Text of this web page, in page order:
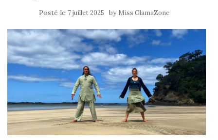
Posté le 7 juillet 2025 by Miss GlamaZone